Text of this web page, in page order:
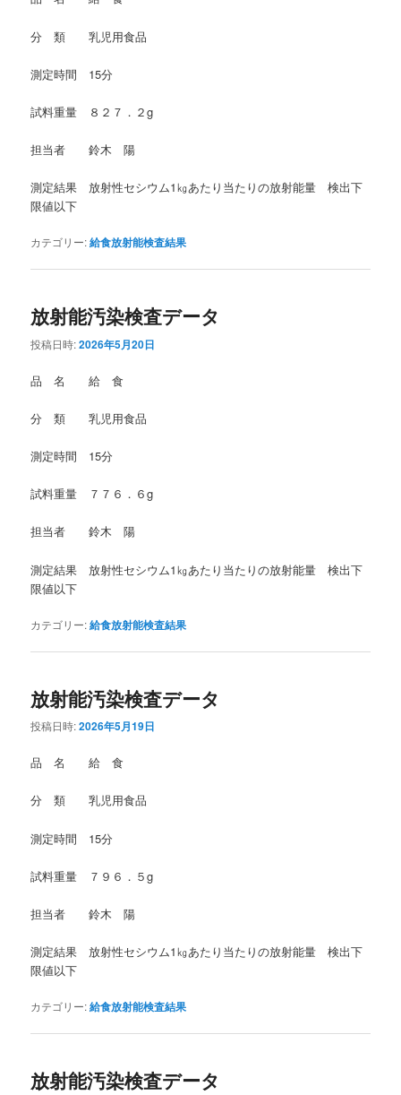
分 類 乳児用食品
測定時間 15分
試料重量 ８２７．２g
担当者 鈴木 陽
測定結果 放射性セシウム1㎏あたり当たりの放射能量 検出下
限値以下
カテゴリー:給食放射能検査結果
放射能汚染検査データ
投稿日時:2026年5月20日
品 名 給 食
分 類 乳児用食品
測定時間 15分
試料重量 ７７６．６g
担当者 鈴木 陽
測定結果 放射性セシウム1㎏あたり当たりの放射能量 検出下
限値以下
カテゴリー:給食放射能検査結果
放射能汚染検査データ
投稿日時:2026年5月19日
品 名 給 食
分 類 乳児用食品
測定時間 15分
試料重量 ７９６．５g
担当者 鈴木 陽
測定結果 放射性セシウム1㎏あたり当たりの放射能量 検出下
限値以下
カテゴリー:給食放射能検査結果
放射能汚染検査データ